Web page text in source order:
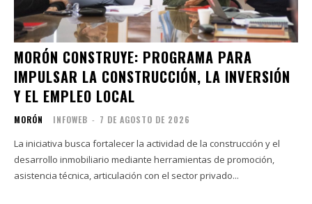
MORÓN CONSTRUYE: PROGRAMA PARA
IMPULSAR LA CONSTRUCCIÓN, LA INVERSIÓN
Y EL EMPLEO LOCAL
MORÓN INFOWEB - 7 DE AGOSTO DE 2026
La iniciativa busca fortalecer la actividad de la construcción y el
desarrollo inmobiliario mediante herramientas de promoción,
asistencia técnica, articulación con el sector privado...